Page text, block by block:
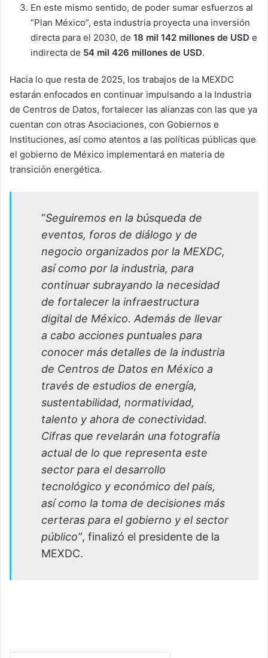
En este mismo sentido, de poder sumar esfuerzos al
“Plan México”, esta industria proyecta una inversión
directa para el 2030, de 18 mil 142 millones de USD e
indirecta de 54 mil 426 millones de USD.
Hacia lo que resta de 2025, los trabajos de la MEXDC
estarán enfocados en continuar impulsando a la Industria
de Centros de Datos, fortalecer las alianzas con las que ya
cuentan con otras Asociaciones, con Gobiernos e
Instituciones, así como atentos a las políticas públicas que
el gobierno de México implementará en materia de
transición energética.
“Seguiremos en la búsqueda de
eventos, foros de diálogo y de
negocio organizados por la MEXDC,
así como por la industria, para
continuar subrayando la necesidad
de fortalecer la infraestructura
digital de México. Además de llevar
a cabo acciones puntuales para
conocer más detalles de la industria
de Centros de Datos en México a
través de estudios de energía,
sustentabilidad, normatividad,
talento y ahora de conectividad.
Cifras que revelarán una fotografía
actual de lo que representa este
sector para el desarrollo
tecnológico y económico del país,
así como la toma de decisiones más
certeras para el gobierno y el sector
público”, finalizó el presidente de la
MEXDC.